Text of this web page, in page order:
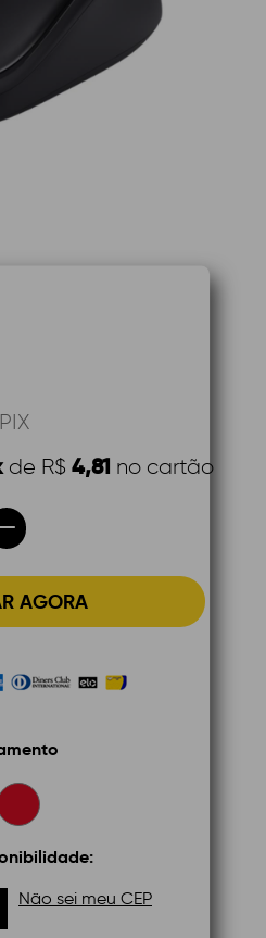
de R$ 4,81 no cartão
AGORA
Não sei meu CEP